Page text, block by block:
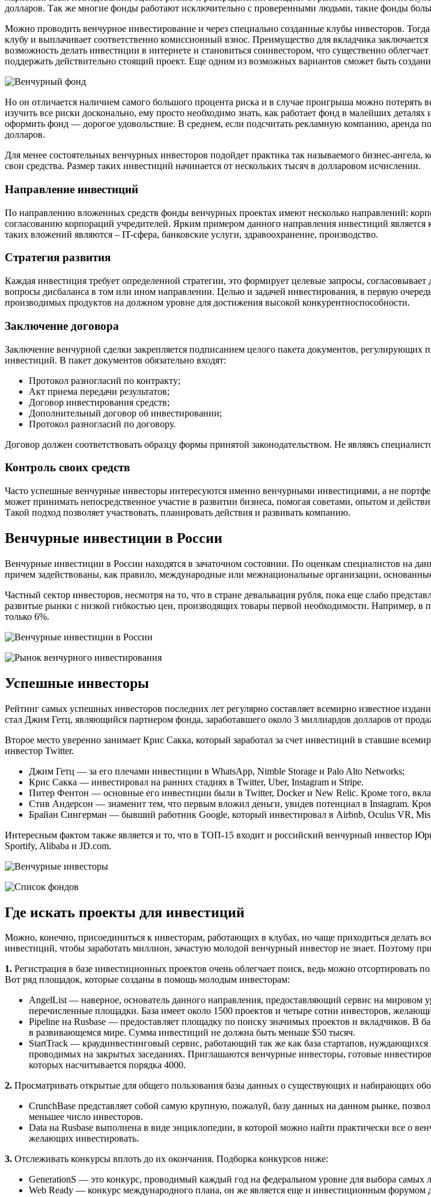
долларов. Так же многие фонды работают исключительно с проверенными людьми, такие фонды
Можно проводить венчурное инвестирование и через специально созданные клубы инвесторов.
клубу и выплачивает соответственно комиссионный взнос. Преимущество для вкладчика
возможность делать инвестиции в интернете и становиться соинвестором, что существенно
поддержать действительно стоящий проект. Еще одним из возможных вариантов сможет быть
Но он отличается наличием самого большого процента риска и в случае проигрыша можно
изучить все риски досконально, ему просто необходимо знать, как работает фонд в малейших
оформить фонд — дорогое удовольствие. В среднем, если подсчитать рекламную компанию, аренда
долларов.
Для менее состоятельных венчурных инвесторов подойдет практика так называемого бизнес-
свои средства. Размер таких инвестиций начинается от нескольких тысяч в долларовом исчислении.
Направление инвестиций
По направлению вложенных средств фонды венчурных проектах имеют несколько направлений:
согласованию корпораций учредителей. Ярким примером данного направления инвестиций
таких вложений являются – IT-сфера, банковские услуги, здравоохранение, производство.
Стратегия развития
Каждая инвестиция требует определенной стратегии, это формирует целевые запросы,
вопросы дисбаланса в том или ином направлении. Целью и задачей инвестирования, в первую
производимых продуктов на должном уровне для достижения высокой конкурентноспособности.
Заключение договора
Заключение венчурной сделки закрепляется подписанием целого пакета документов, регулирующих
инвестиций. В пакет документов обязательно входят:
Протокол разногласий по контракту;
Акт приема передачи результатов;
Договор инвестирования средств;
Дополнительный договор об инвестировании;
Протокол разногласий по договору.
Договор должен соответствовать образцу формы принятой законодательством. Не являясь
Контроль своих средств
Часто успешные венчурные инвесторы интересуются именно венчурными инвестициями, а не
может принимать непосредственное участие в развитии бизнеса, помогая советами, опытом и
Такой подход позволяет участвовать, планировать действия и развивать компанию.
Венчурные инвестиции в России
Венчурные инвестиции в России находятся в зачаточном состоянии. По оценкам специалистов на
причем задействованы, как правило, международные или межнациональные организации,
Частный сектор инвесторов, несмотря на то, что в стране девальвация рубля, пока еще слабо
развитые рынки с низкой гибкостью цен, производящих товары первой необходимости. Например, в
только 6%.
Успешные инвесторы
Рейтинг самых успешных инвесторов последних лет регулярно составляет всемирно известное
стал Джим Гетц, являющийся партнером фонда, заработавшего около 3 миллиардов долларов от
Второе место уверенно занимает Крис Сакка, который заработал за счет инвестиций в ставшие
инвестор Twitter.
Джим Гетц — за его плечами инвестиции в WhatsApp, Nimble Storage и Palo Alto Networks;
Крис Сакка — инвестировал на ранних стадиях в Twitter, Uber, Instagram и Stripe.
Питер Фентон — основные его инвестиции были в Twitter, Docker и New Relic. Кроме того,
Стив Андерсон — знаменит тем, что первым вложил деньги, увидев потенциал в Instagram.
Брайан Сингерман — бывший работник Google, который инвестировал в Airbnb, Oculus VR,
Интересным фактом также является и то, что в ТОП-15 входит и российский венчурный инвестор
Sportify, Alibaba и JD.com.
Где искать проекты для инвестиций
Можно, конечно, присоединиться к инвесторам, работающих в клубах, но чаще приходиться делать
инвестиций, чтобы заработать миллион, зачастую молодой венчурный инвестор не знает. Поэтому
1. Регистрация в базе инвестиционных проектов очень облегчает поиск, ведь можно отсортировать
Вот ряд площадок, которые созданы в помощь молодым инвесторам:
AngelList — наверное, основатель данного направления, предоставляющий сервис на мировом
перечисленные площадки. База имеет около 1500 проектов и четыре сотни инвесторов,
Pipeline на Rusbase — предоставляет площадку по поиску значимых проектов и вкладчиков.
в развивающемся мире. Сумма инвестиций не должна быть меньше $50 тысяч.
StartTrack — краудинвестинговый сервис, работающий так же как база стартапов,
проводимых на закрытых заседаниях. Приглашаются венчурные инвесторы, готовые
которых насчитывается порядка 4000.
2. Просматривать открытые для общего пользования базы данных о существующих и набирающих
CrunchBase представляет собой самую крупную, пожалуй, базу данных на данном рынке,
меньшее число инвесторов.
Data на Rusbase выполнена в виде энциклопедии, в которой можно найти практически все о
желающих инвестировать.
3. Отслеживать конкурсы вплоть до их окончания. Подборка конкурсов ниже:
GenerationS — это конкурс, проводимый каждый год на федеральном уровне для выбора самых
Web Ready — конкурс международного плана, он же является еще и инвестиционным форумом